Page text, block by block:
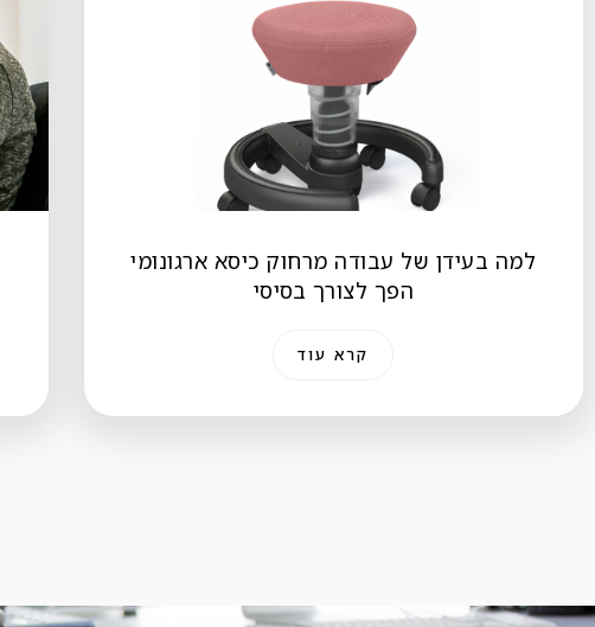
למה בעידן של עבודה מרחוק כיסא ארגונומי
הפך לצורך בסיסי
קרא עוד